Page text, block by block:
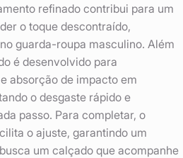
refinado contribui para um
o toque descontraído,
guarda-roupa masculino. Além
é desenvolvido para
absorção de impacto em
o desgaste rápido e
passo. Para completar, o
o ajuste, garantindo um
um calçado que acompanhe